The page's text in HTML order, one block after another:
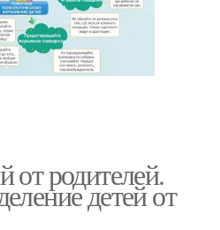
от родителей.
детей от